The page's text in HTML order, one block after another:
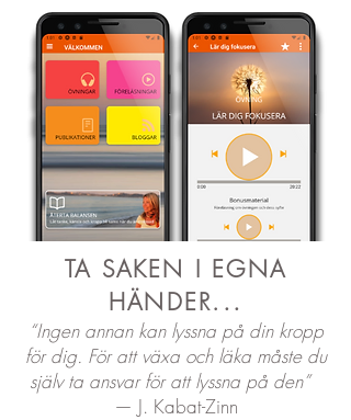
TA SAKEN I EGNA
HÄNDER. ..
“Ingen annan kan lyssna på din kropp
för dig. För att växa och läka måste du
själv ta ansvar för att lyssna på den”
— J. Kabat-Zinn